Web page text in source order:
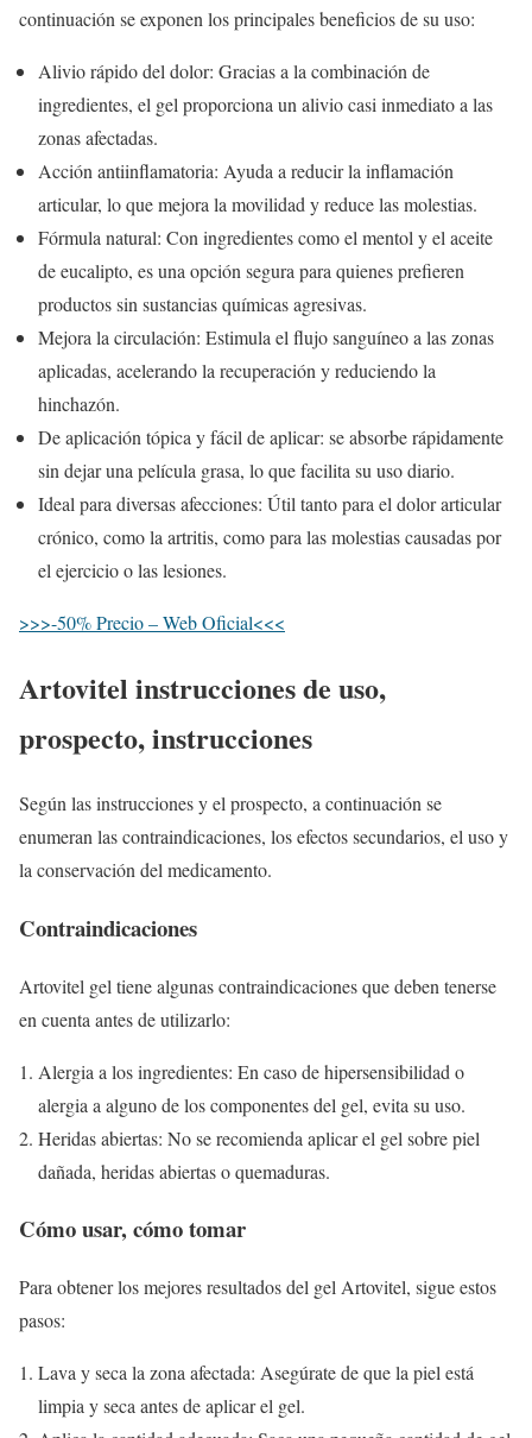
continuación se exponen los principales beneficios de su uso:
Alivio rápido del dolor: Gracias a la combinación de
ingredientes, el gel proporciona un alivio casi inmediato a las
zonas afectadas.
Acción antiinflamatoria: Ayuda a reducir la inflamación
articular, lo que mejora la movilidad y reduce las molestias.
Fórmula natural: Con ingredientes como el mentol y el aceite
de eucalipto, es una opción segura para quienes prefieren
productos sin sustancias químicas agresivas.
Mejora la circulación: Estimula el flujo sanguíneo a las zonas
aplicadas, acelerando la recuperación y reduciendo la
hinchazón.
De aplicación tópica y fácil de aplicar: se absorbe rápidamente
sin dejar una película grasa, lo que facilita su uso diario.
Ideal para diversas afecciones: Útil tanto para el dolor articular
crónico, como la artritis, como para las molestias causadas por
el ejercicio o las lesiones.
>>>-50% Precio – Web Oficial<<<
Artovitel instrucciones de uso,
prospecto, instrucciones
Según las instrucciones y el prospecto, a continuación se
enumeran las contraindicaciones, los efectos secundarios, el uso y
la conservación del medicamento.
Contraindicaciones
Artovitel gel tiene algunas contraindicaciones que deben tenerse
en cuenta antes de utilizarlo:
Alergia a los ingredientes: En caso de hipersensibilidad o
alergia a alguno de los componentes del gel, evita su uso.
Heridas abiertas: No se recomienda aplicar el gel sobre piel
dañada, heridas abiertas o quemaduras.
Cómo usar, cómo tomar
Para obtener los mejores resultados del gel Artovitel, sigue estos
pasos:
Lava y seca la zona afectada: Asegúrate de que la piel está
limpia y seca antes de aplicar el gel.